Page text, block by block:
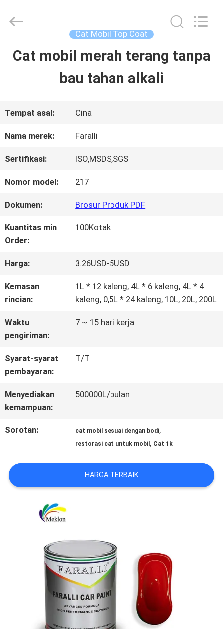
RUMAH
VIDEO
KITA
WISATA
KONTROL
KAMI
BERITA
REQUEST
SUATU
SITEMAP
KEBIJAKAN
PRIVASI
Chemical
Cat Mobil Top Coat
Cat mobil merah terang tanpa
bau tahan alkali
Tempat asal: Cina
Nama merek: Faralli
Sertifikasi: ISO,MSDS,SGS
Nomor model: 217
Dokumen: Brosur Produk PDF
Kuantitas min
Order:
100Kotak
Harga: 3.26USD-5USD
Kemasan
rincian:
1L * 12 kaleng, 4L * 6 kaleng, 4L * 4
kaleng, 0,5L * 24 kaleng, 10L, 20L, 200L
Waktu
pengiriman:
7 ~ 15 hari kerja
Syarat-syarat
pembayaran:
T/T
Menyediakan
kemampuan:
500000L/bulan
Sorotan: cat mobil sesuai dengan bodi,
restorasi cat untuk mobil , Cat 1k
HARGA TERBAIK